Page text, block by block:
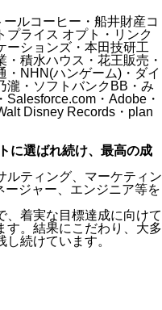
ルコーヒー・船井財産コ
プライス オプト・リンク
ーションズ・本田技研工
積水ハウス・花王販売・
・NHN(ハンゲーム)・ダイ
瀧・ソフトバンクBB・み
・Adobe・
Disney Records・plan
に選ばれ続け、最高の成
ルティング、マーケティン
ジャー、エンジニア等を
、着実な目標達成に向けて
す。結果にこだわり、大多
続けています。